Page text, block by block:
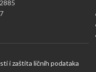
i zaštita ličnih podataka